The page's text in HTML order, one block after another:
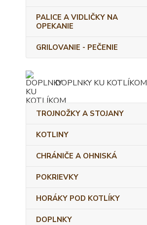
PALICE A VIDLIČKY NA
OPEKANIE
GRILOVANIE - PEČENIE
DOPLNKY KU KOTLÍKOM
TROJNOŽKY A STOJANY
KOTLINY
CHRÁNIČE A OHNISKÁ
POKRIEVKY
HORÁKY POD KOTLÍKY
DOPLNKY